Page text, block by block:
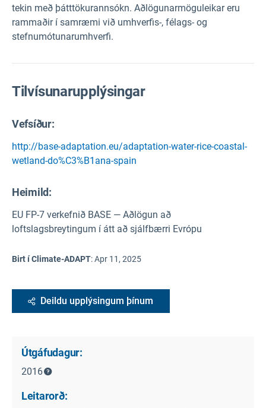
tekin með þátttökurannsókn. Aðlögunarmöguleikar eru
rammaðir í samræmi við umhverfis-, félags- og
stefnumótunarumhverfi.
Tilvísunarupplýsingar
Vefsíður:
http://base-adaptation.eu/adaptation-water-rice-coastal-
wetland-do%C3%B1ana-spain
Heimild:
EU FP-7 verkefnið BASE — Aðlögun að
loftslagsbreytingum í átt að sjálfbærri Evrópu
Birt í Climate-ADAPT:Apr 11, 2025
Deildu upplýsingum þínum
Útgáfudagur:
2016
Leitarorð: